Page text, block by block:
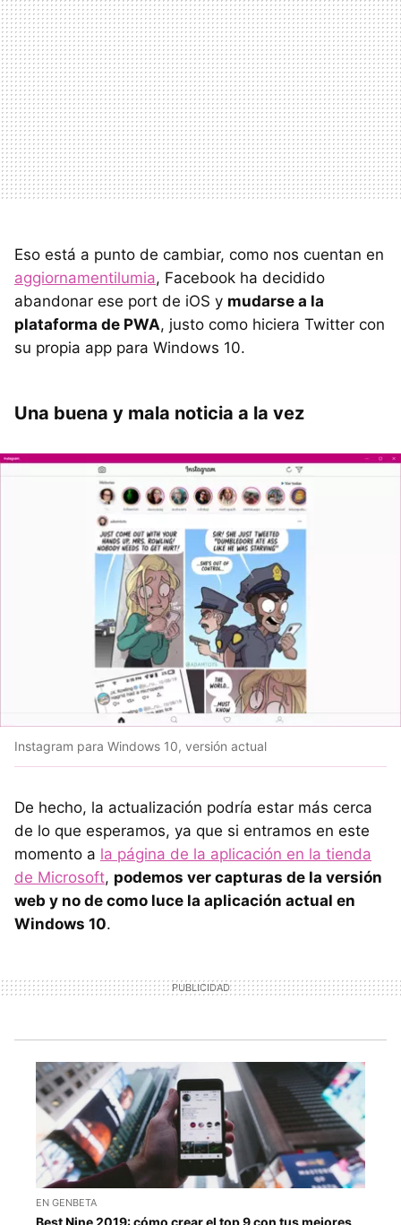
Eso está a punto de cambiar, como nos cuentan en
aggiornamentilumia, Facebook ha decidido
abandonar ese port de iOS y mudarse a la
plataforma de PWA, justo como hiciera Twitter con
su propia app para Windows 10.
Una buena y mala noticia a la vez
Instagram para Windows 10, versión actual
De hecho, la actualización podría estar más cerca
de lo que esperamos, ya que si entramos en este
momento a la página de la aplicación en la tienda
de Microsoft, podemos ver capturas de la versión
web y no de como luce la aplicación actual en
Windows 10.
EN GENBETA
Best Nine 2019: cómo crear el top 9 con tus mejores